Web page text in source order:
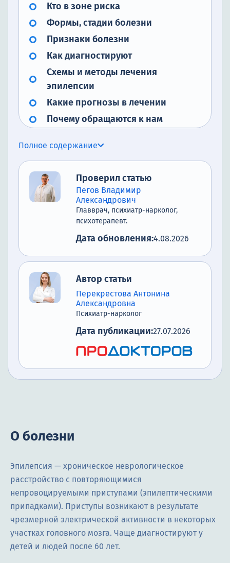
Кто в зоне риска
Формы, стадии болезни
Признаки болезни
Как диагностируют
Схемы и методы лечения
эпилепсии
Какие прогнозы в лечении
Почему обращаются к нам
Полное содержание
Проверил статью
Пегов Владимир
Александрович
Главврач, психиатр-нарколог,
психотерапевт.
Дата обновления:4.08.2026
Автор статьи
Перекрестова Антонина
Александровна
Психиатр-нарколог
Дата публикации:27.07.2026
О болезни
Эпилепсия — хроническое неврологическое
расстройство с повторяющимися
непровоцируемыми приступами (эпилептическими
припадками). Приступы возникают в результате
чрезмерной электрической активности в некоторых
участках головного мозга. Чаще диагностируют у
детей и людей после 60 лет.